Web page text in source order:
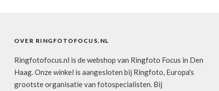
OVER RINGFOTOFOCUS.NL
Ringfotofocus.nl is de webshop van Ringfoto Focus in Den
Haag. Onze winkel is aangesloten bij Ringfoto, Europa's
grootste organisatie van fotospecialisten. Bij